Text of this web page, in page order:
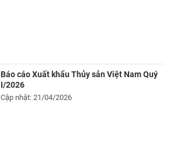
Báo cáo Xuất khẩu Thủy sản Việt Nam Quý
I/2026
Cập nhật: 21/04/2026